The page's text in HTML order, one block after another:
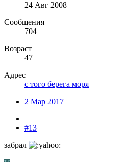
24 Авг 2008
Сообщения
704
Возраст
47
Адрес
с того берега моря
2 Мар 2017
#13
забрал